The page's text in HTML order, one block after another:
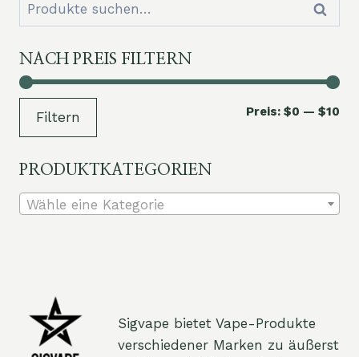
nach:
NACH PREIS FILTERN
Filtern Preis: $0 — $10
PRODUKTKATEGORIEN
Wähle eine Kategorie
Sigvape bietet Vape-Produkte
verschiedener Marken zu äußerst